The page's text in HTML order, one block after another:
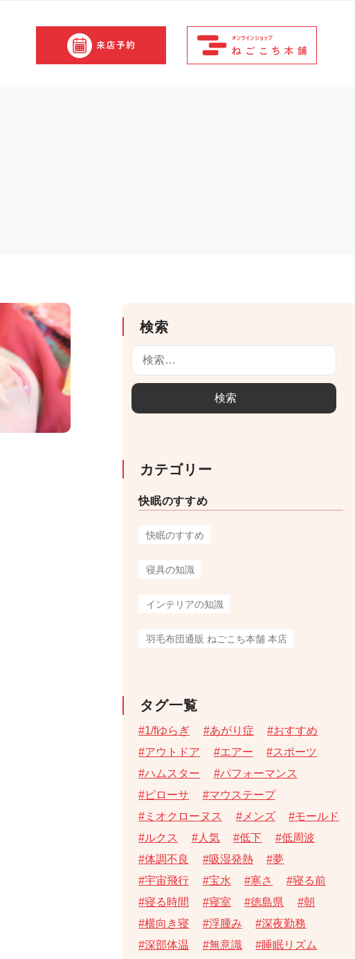
検索
カテゴリー
快眠のすすめ
快眠のすすめ
寝具の知識
インテリアの知識
羽毛布団通販 ねごこち本舗 本店
タグ一覧
1/fゆらぎ あがり症
おすすめ
アウトドア
エアー
スポーツ
ハムスター
パフォーマンス
ピローサ
マウステープ
ミオクローヌス
メンズ
モールド
ルクス
人気 低下
低周波
体調不良
吸湿発熱
夢
宇宙飛行
宝水 寒さ
寝る前
寝る時間
寝室 徳島県
朝
横向き寝
浮腫み
深夜勤務
深部体温
無意識
睡眠リズム